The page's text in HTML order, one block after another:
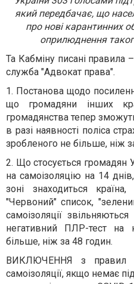
який передбачає, що
про нові карантинних
оприлюднення
Та Кабміну писані правила
служба "Адвокат права".
1. Постанова щодо
що громадяни інших
громадянства тепер
в разі наявності поліса
зробленого не більше, ніж
2. Що стосується громадян
на самоізоляцію на 14
зоні знаходиться
"Червоний" список,
самоізоляції
негативний ПЛР-тест на
більше, ніж за 48 годин.
ВИКЛЮЧЕННЯ з правил
самоізоляції, якщо немає